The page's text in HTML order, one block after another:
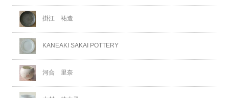
掛江 祐造
KANEAKI SAKAI POTTERY
河合 里奈